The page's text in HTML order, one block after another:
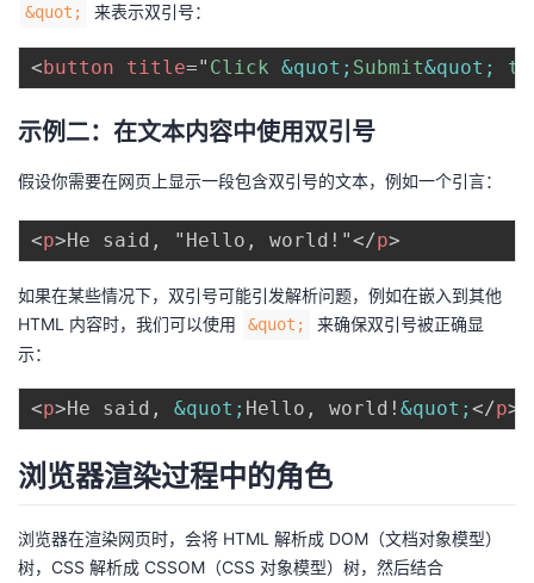
&quot; 来表示双引号：
< button title=" Click &quot; Submit&quot; to
示例二：在文本内容中使用双引号
假设你需要在网页上显示一段包含双引号的文本，例如一个引言：
<p>He said, "Hello, world!"</p>
如果在某些情况下，双引号可能引发解析问题，例如在嵌入到其他
HTML 内容时，我们可以使用
&quot;
来确保双引号被正确显
示：
<p>He said, &quot; Hello, world! &quot; </p>
浏览器渲染过程中的角色
浏览器在渲染网页时，会将 HTML 解析成 DOM（文档对象模型）
树，CSS 解析成 CSSOM（CSS 对象模型）树，然后结合